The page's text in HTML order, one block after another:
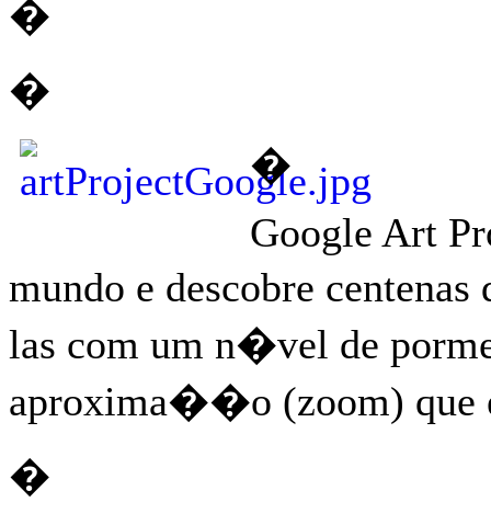
�
�
�
Google Art
mundo e descobre
las com um n�vel de
aproxima��o (zoom) que
�